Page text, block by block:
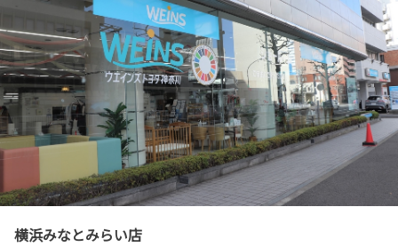
横浜みなとみらい店